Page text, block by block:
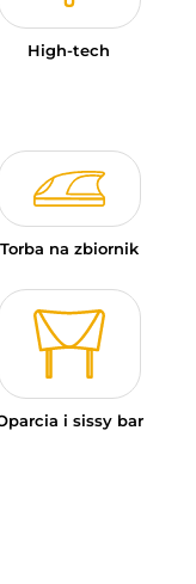
High-tech
Torba na zbiornik
i sissy bar